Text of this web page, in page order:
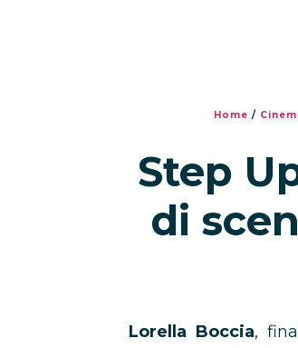
Home /
Step
di
Lorella Boccia,